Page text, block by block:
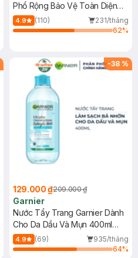
Phổ Rộng Bảo Vệ Toàn Diện
40ml
4.9 (110)
231/tháng
62%
-38 %
129.000 ₫209.000 ₫
Garnier
Nước Tẩy Trang Garnier Dành
Cho Da Dầu Và Mụn 400ml
(Mới)
4.9 (69)
935/tháng
64%